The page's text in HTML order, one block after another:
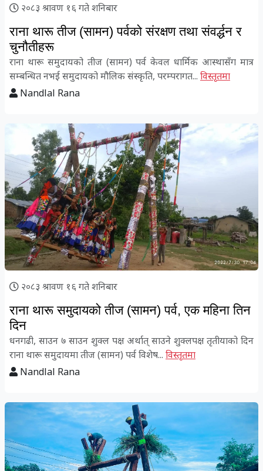
२०८३ श्रावण १६ गते शनिबार
राना थारू तीज (सामन) पर्वको संरक्षण तथा संवर्द्धन र
चुनौतीहरू
राना थारू समुदायको तीज (सामन) पर्व केवल धार्मिक आस्थासँग मात्र
सम्बन्धित नभई समुदायको मौलिक संस्कृति, परम्परागत... विस्तृतमा
Nandlal Rana
२०८३ श्रावण १६ गते शनिबार
राना थारू समुदायको तीज (सामन) पर्व, एक महिना तिन
दिन
धनगढी, साउन ७ साउन शुक्ल पक्ष अर्थात् साउने शुक्लपक्ष तृतीयाको दिन
राना थारू समुदायमा तीज (सामन) पर्व विशेष... विस्तृतमा
Nandlal Rana